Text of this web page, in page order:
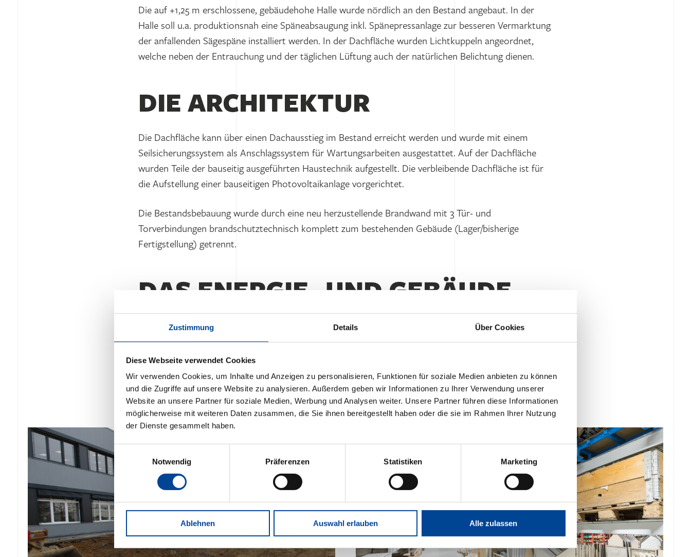
Zustimmung Details Über Cookies
Diese Webseite verwendet Cookies
Wir verwenden Cookies, um Inhalte und Anzeigen zu personalisieren, Funktionen für soziale Medien anbieten zu können
und die Zugriffe auf unsere Website zu analysieren. Außerdem geben wir Informationen zu Ihrer Verwendung unserer
Website an unsere Partner für soziale Medien, Werbung und Analysen weiter. Unsere Partner führen diese Informationen
möglicherweise mit weiteren Daten zusammen, die Sie ihnen bereitgestellt haben oder die sie im Rahmen Ihrer Nutzung
der Dienste gesammelt haben.
Notwendig
Präferenzen Statistiken Marketing
Ablehnen Auswahl erlauben Alle zulassen
Die auf +1,25 m erschlossene, gebäudehohe Halle wurde nördlich an den Bestand angebaut. In der
Halle soll u.a. produktionsnah eine Späneabsaugung inkl. Spänepressanlage zur besseren Vermarktung
der anfallenden Sägespäne installiert werden. In der Dachfläche wurden Lichtkuppeln angeordnet,
welche neben der Entrauchung und der täglichen Lüftung auch der natürlichen Belichtung dienen.
DIE ARCHITEKTUR
Die Dachfläche kann über einen Dachausstieg im Bestand erreicht werden und wurde mit einem
Seilsicherungssystem als Anschlagssystem für Wartungsarbeiten ausgestattet. Auf der Dachfläche
wurden Teile der bauseitig ausgeführten Haustechnik aufgestellt. Die verbleibende Dachfläche ist für
die Aufstellung einer bauseitigen Photovoltaikanlage vorgerichtet.
Die Bestandsbebauung wurde durch eine neu herzustellende Brandwand mit 3 Tür- und
Torverbindungen brandschutztechnisch komplett zum bestehenden Gebäude (Lager/bisherige
Fertigstellung) getrennt.
DAS ENERGIE- UND GEBÄUDE­
KONZEPT
Arbeitsmedizin neue Maßstäbe!